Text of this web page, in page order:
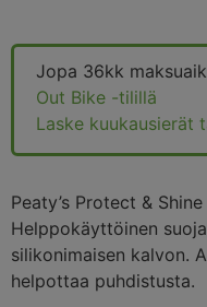
Jopa 36kk
Out Bike -tilillä
Laske kuukausierät
Peaty’s Protect &
Helppokäyttöinen
silikonimaisen kalvon.
helpottaa puhdistusta.